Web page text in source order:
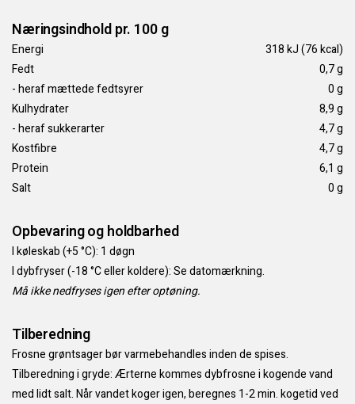
Næringsindhold pr. 100 g
Energi
318 kJ (76 kcal)
Fedt
0,7 g
- heraf mættede fedtsyrer
0 g
Kulhydrater
8,9 g
- heraf sukkerarter
4,7 g
Kostfibre
4,7 g
Protein
6,1 g
Salt
0 g
Opbevaring og holdbarhed
I køleskab (+5 °C): 1 døgn
I dybfryser (-18 °C eller koldere): Se datomærkning.
Må ikke nedfryses igen efter optøning.
Tilberedning
Frosne grøntsager bør varmebehandles inden de spises.
Tilberedning i gryde: Ærterne kommes dybfrosne i kogende vand
med lidt salt. Når vandet koger igen, beregnes 1-2 min. kogetid ved